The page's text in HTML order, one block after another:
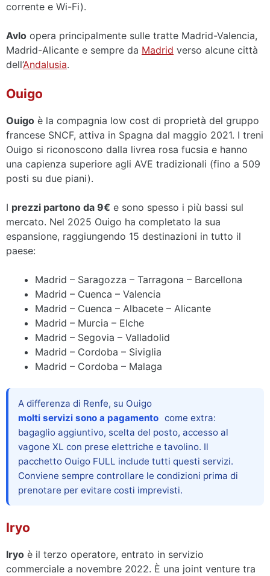
corrente e Wi-Fi).
Avlo opera principalmente sulle tratte Madrid-Valencia,
Madrid-Alicante e sempre da Madrid verso alcune città
dell’Andalusia.
Ouigo
Ouigo è la compagnia low cost di proprietà del gruppo
francese SNCF, attiva in Spagna dal maggio 2021. I treni
Ouigo si riconoscono dalla livrea rosa fucsia e hanno
una capienza superiore agli AVE tradizionali (fino a 509
posti su due piani).
I prezzi partono da 9€ e sono spesso i più bassi sul
mercato. Nel 2025 Ouigo ha completato la sua
espansione, raggiungendo 15 destinazioni in tutto il
paese:
Madrid – Saragozza – Tarragona – Barcellona
Madrid – Cuenca – Valencia
Madrid – Cuenca – Albacete – Alicante
Madrid – Murcia – Elche
Madrid – Segovia – Valladolid
Madrid – Cordoba – Siviglia
Madrid – Cordoba – Malaga
A differenza di Renfe, su Ouigo
molti servizi sono a pagamento come extra:
bagaglio aggiuntivo, scelta del posto, accesso al
vagone XL con prese elettriche e tavolino. Il
pacchetto Ouigo FULL include tutti questi servizi.
Conviene sempre controllare le condizioni prima di
prenotare per evitare costi imprevisti.
Iryo
Iryo è il terzo operatore, entrato in servizio
commerciale a novembre 2022. È una joint venture tra